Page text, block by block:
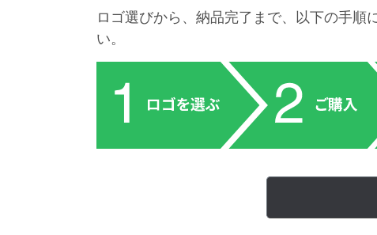
ロゴ選びから、納品完了まで、以下の手順
い。